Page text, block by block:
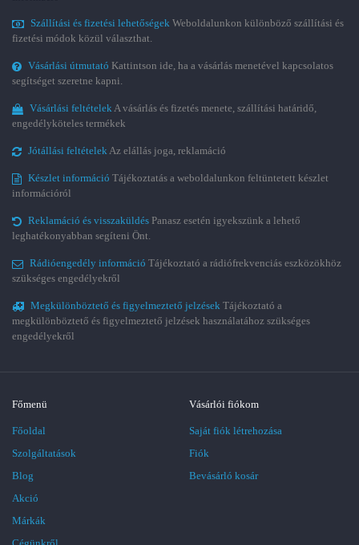
Szállítási és fizetési lehetőségek Weboldalunkon különböző szállítási és
fizetési módok közül választhat.
Vásárlási útmutató Kattintson ide, ha a vásárlás menetével kapcsolatos
segítséget szeretne kapni.
Vásárlási feltételekA vásárlás és fizetés menete, szállítási határidő,
engedélyköteles termékek
Jótállási feltételekAz elállás joga, reklamáció
Készlet információ Tájékoztatás a weboldalunkon feltüntetett készlet
információról
Reklamáció és visszaküldés Panasz esetén igyekszünk a lehető
leghatékonyabban segíteni Önt.
Rádióengedély információ Tájékoztató a rádiófrekvenciás eszközökhöz
szükséges engedélyekről
Megkülönböztető és figyelmeztető jelzések Tájékoztató a
megkülönböztető és figyelmeztető jelzések használatához szükséges
engedélyekről
Főmenü
Főoldal
Szolgáltatások
Blog
Akció
Márkák
Vásárlói fiókom
Saját fiók létrehozása
Fiók
Bevásárló kosár